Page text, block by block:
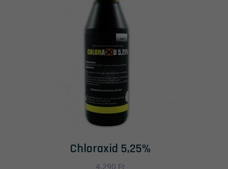
Chloraxid 5,25%
4,290 Ft